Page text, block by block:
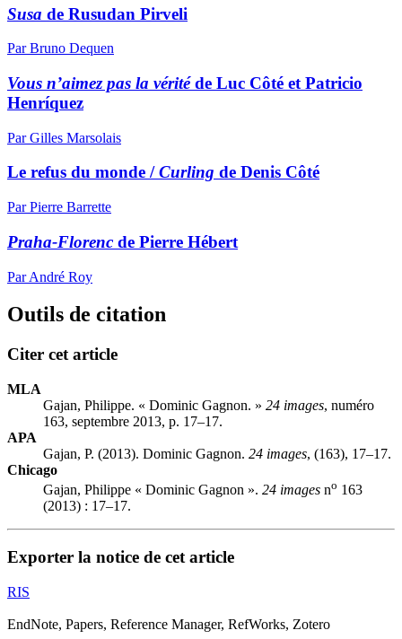
Susa de Rusudan Pirveli
Par Bruno Dequen
Vous n’aimez pas la véritéde Luc Côté et Patricio
Henríquez
Par Gilles Marsolais
Le refus du monde /Curling de Denis Côté
Par Pierre Barrette
Praha-Florenc de Pierre Hébert
Par André Roy
Outils de citation
Citer cet article
MLA
Gajan, Philippe. « Dominic Gagnon. » 24 images, numéro
163, septembre 2013, p. 17–17.
APA
Gajan, P. (2013). Dominic Gagnon. 24 images, (163), 17–17.
Chicago
Gajan, Philippe « Dominic Gagnon ». 24 images no 163
(2013) : 17–17.
Exporter la notice de cet article
RIS
EndNote, Papers, Reference Manager, RefWorks, Zotero